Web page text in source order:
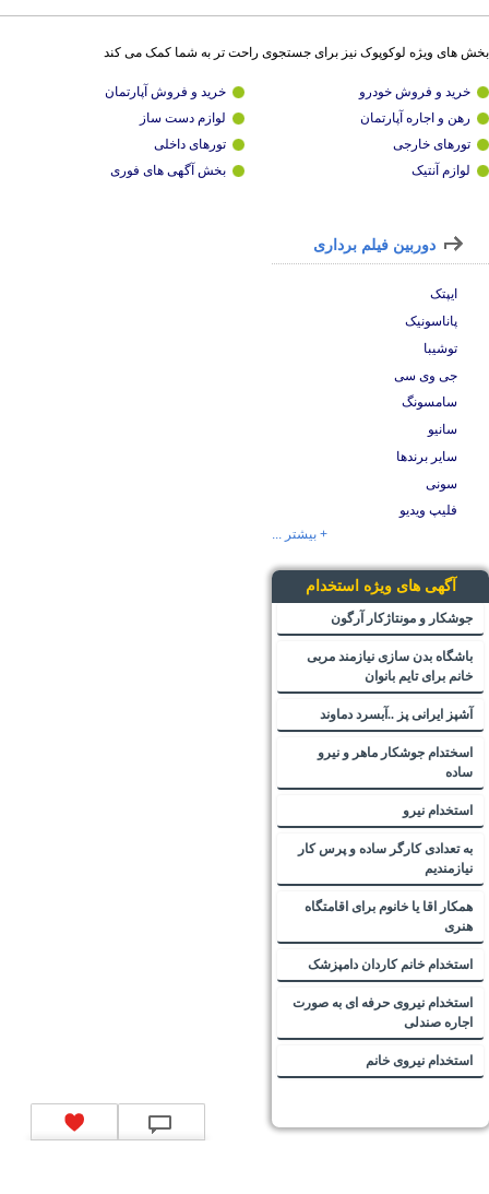
بخش های ویژه لوکوپوک نیز برای جستجوی راحت تر به شما کمک می کند
خرید و فروش خودرو
خرید و فروش آپارتمان
رهن و اجاره آپارتمان
لوازم دست ساز
تورهای خارجی
تورهای داخلی
لوازم آنتیک
بخش آگهی های فوری
دوربین فیلم برداری
ایپتک
پاناسونیک
توشیبا
جی وی سی
سامسونگ
سانیو
سایر برندها
سونی
فلیپ ویدیو
+ بیشتر ...
آگهی های ویژه استخدام
جوشکار و مونتاژکار آرگون
باشگاه بدن سازی نیازمند مربی
خانم برای تایم بانوان
آشپز ایرانی پز ..آبسرد دماوند
اسختدام جوشکار ماهر و نیرو
ساده
استخدام نیرو
به تعدادی کارگر ساده و پرس کار
نیازمندیم
همکار اقا یا خانوم برای اقامتگاه
هنری
استخدام خانم کاردان دامپزشک
استخدام نیروی حرفه ای به صورت
اجاره صندلی
استخدام نیروی خانم